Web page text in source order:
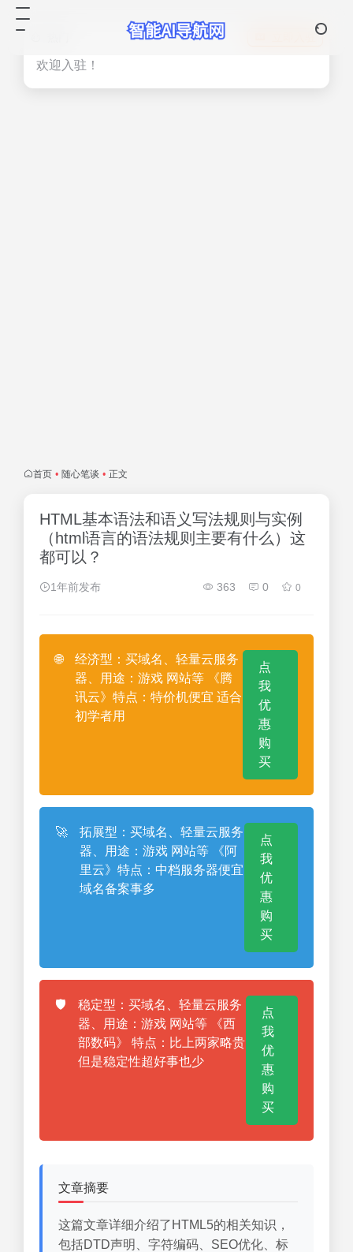
欢迎入驻！
首页 • 随心笔谈 • 正文
HTML基本语法和语义写法规则与实例
（html语言的语法规则主要有什么）这
都可以？
1年前发布 363 0 0
🌐
经济型：买域名、轻量云服务
器、用途：游戏 网站等 《腾
讯云》特点：特价机便宜 适合
初学者用
点
我
优
惠
购
买
🚀
拓展型：买域名、轻量云服务
器、用途：游戏 网站等 《阿
里云》特点：中档服务器便宜
域名备案事多
点
我
优
惠
购
买
🛡️
稳定型：买域名、轻量云服务
器、用途：游戏 网站等 《西
部数码》 特点：比上两家略贵
但是稳定性超好事也少
点
我
优
惠
购
买
文章摘要
这篇文章详细介绍了HTML5的相关知识，
包括DTD声明、字符编码、SEO优化、标